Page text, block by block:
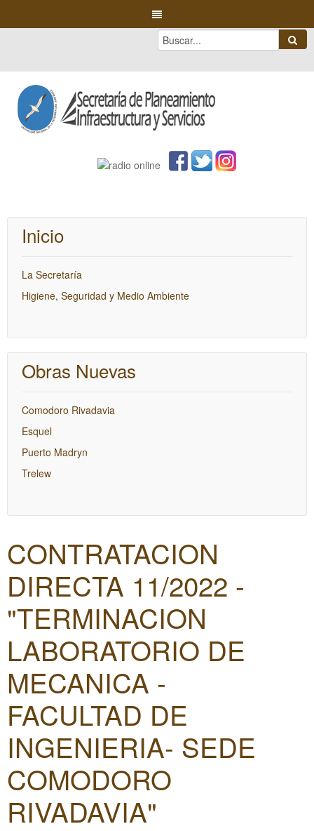
Inicio
La Secretaría
Higiene, Seguridad y Medio Ambiente
Obras Nuevas
Comodoro Rivadavia
Esquel
Puerto Madryn
Trelew
CONTRATACION
DIRECTA 11/2022 -
"TERMINACION
LABORATORIO DE
MECANICA -
FACULTAD DE
INGENIERIA- SEDE
COMODORO
RIVADAVIA"